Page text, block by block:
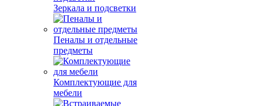
Зеркала и подсветки
Пеналы и отдельные
предметы
Комплектующие для
мебели